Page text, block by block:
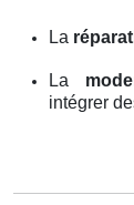
La
La
intégrer